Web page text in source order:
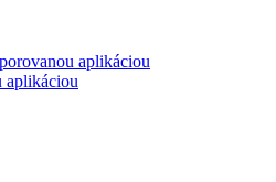
aplikáciou
aplikáciou